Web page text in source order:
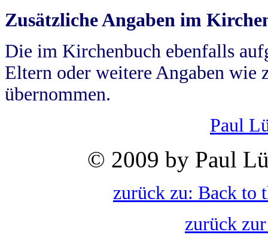
Zusätzliche Angaben im
Die im Kirchenbuch ebenfalls
Eltern oder weitere Angaben wie
übernommen.
Paul
© 2009 by Paul
zurück zu: Back to
zurück